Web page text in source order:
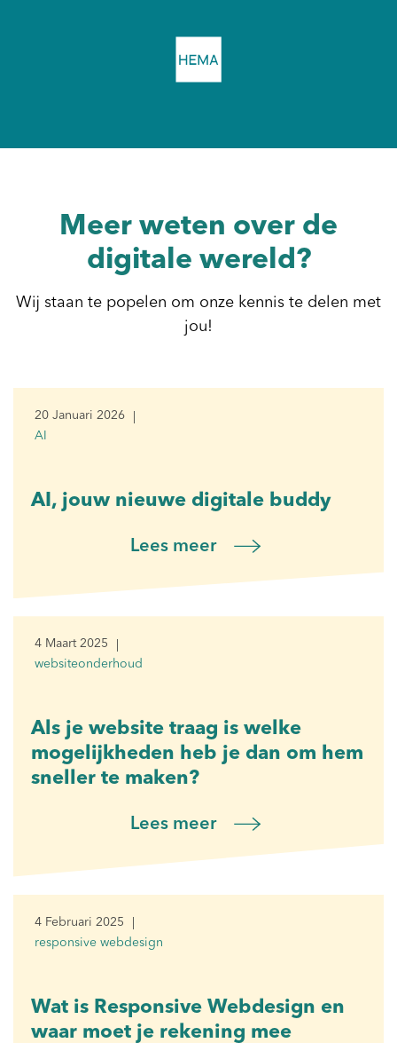
Meer weten over de
digitale wereld?
Wij staan te popelen om onze kennis te delen met
jou!
AI, jouw nieuwe digitale buddy
20 Januari 2026
AI
Lees meer
Als je website traag is welke
mogelijkheden heb je dan om hem
sneller te maken?
4 Maart 2025
websiteonderhoud
Lees meer
Wat is Responsive Webdesign en
waar moet je rekening mee
4 Februari 2025
responsive webdesign